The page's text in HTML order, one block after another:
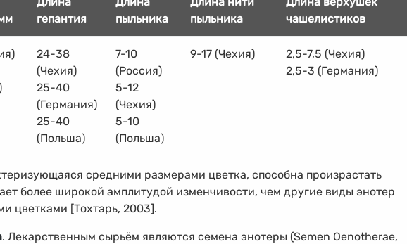
гепантия
пыльника
пыльника
чашелистиков
24-38
(Чехия)
25-40
(Германия)
25-40
(Польша)
7-10
(Россия)
5-12
(Чехия)
5-10
(Польша)
9-17 (Чехия) 2,5-7,5 (Чехия)
2,5-3 (Германия)
средними размерами цветка, способна произрастать
более широкой амплитудой изменчивости, чем другие виды энотер
цветками [Тохтарь, 2003].
. Лекарственным сырьём являются семена энотеры (Semen Oenotherae,